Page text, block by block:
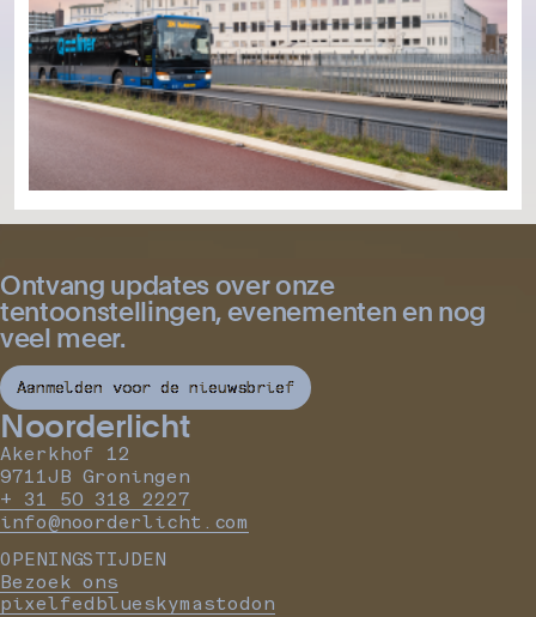
Ontvang updates over onze
tentoonstellingen, evenementen en nog
veel meer.
Aanmelden voor de nieuwsbrief
Noorderlicht
Akerkhof 12
9711JB Groningen
+ 31 50 318 2227
info@noorderlicht.com
OPENINGSTIJDEN
Bezoek ons
pixelfedblueskymastodon